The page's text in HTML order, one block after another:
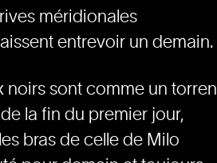
méridionales
entrevoir un demain.
noirs sont comme un
la fin du premier jour,
bras de celle de Milo